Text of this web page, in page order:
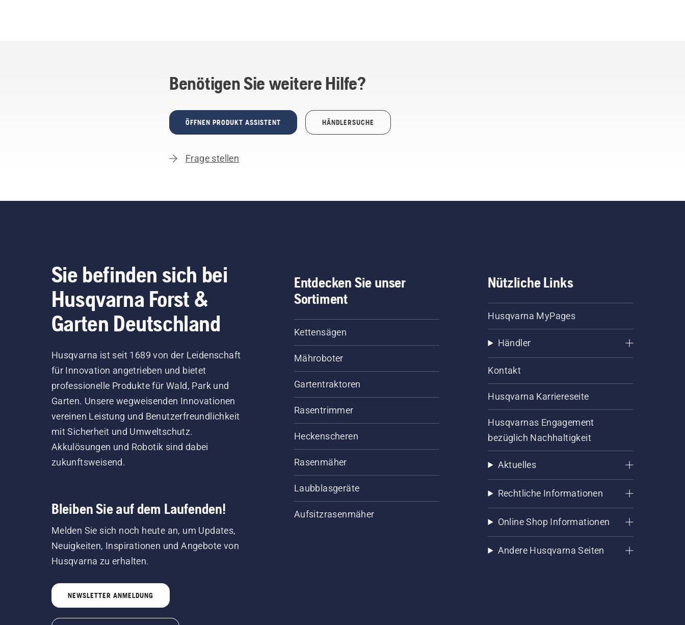
Benötigen Sie weitere Hilfe?
ÖFFNEN PRODUKT ASSISTENT HÄNDLERSUCHE
Frage stellen
Sie befinden sich bei
Husqvarna Forst &
Garten Deutschland
Husqvarna ist seit 1689 von der Leidenschaft
für Innovation angetrieben und bietet
professionelle Produkte für Wald, Park und
Garten. Unsere wegweisenden Innovationen
vereinen Leistung und Benutzerfreundlichkeit
mit Sicherheit und Umweltschutz.
Akkulösungen und Robotik sind dabei
zukunftsweisend.
Bleiben Sie auf dem Laufenden!
Melden Sie sich noch heute an, um Updates,
Neuigkeiten, Inspirationen und Angebote von
Husqvarna zu erhalten.
NEWSLETTER ANMELDUNG
Entdecken Sie unser
Sortiment
Kettensägen
Mähroboter
Gartentraktoren
Rasentrimmer
Heckenscheren
Rasenmäher
Laubblasgeräte
Aufsitzrasenmäher
Nützliche Links
Husqvarna MyPages
Händler
Kontakt
Husqvarna Karriereseite
Husqvarnas Engagement
bezüglich Nachhaltigkeit
Aktuelles
Rechtliche Informationen
Online Shop Informationen
Andere Husqvarna Seiten